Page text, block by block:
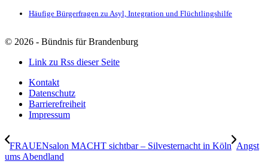
Häufige Bürgerfragen zu Asyl, Integration und Flüchtlingshilfe
© 2026 - Bündnis für Brandenburg
Link zu Rss dieser Seite
Kontakt
Datenschutz
Barrierefreiheit
Impressum
FRAUENsalon MACHT sichtbar – Silvesternacht in Köln Angst
ums Abendland